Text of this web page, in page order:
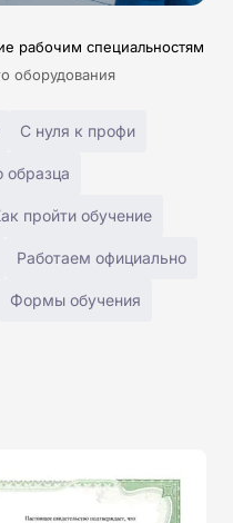
рабочим специальностям
оборудования
С нуля к профи
образца
пройти обучение
Работаем официально
Формы обучения